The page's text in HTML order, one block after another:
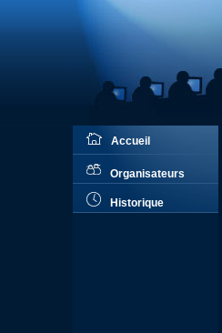
Accueil
Organisateurs
Historique